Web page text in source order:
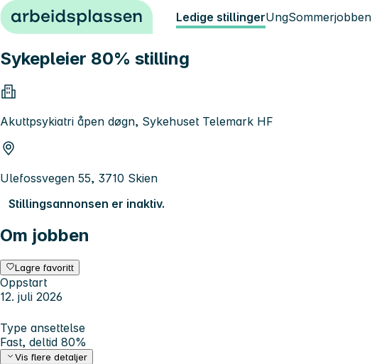
Hopp til innhold Ledige stillingerUngSommerjobben
Sykepleier 80% stilling
Akuttpsykiatri åpen døgn, Sykehuset Telemark HF
Ulefossvegen 55, 3710 Skien
Stillingsannonsen er inaktiv.
Om jobben
Lagre favoritt
Oppstart
12. juli 2026
Type ansettelse
Fast, deltid 80%
Vis flere detaljer